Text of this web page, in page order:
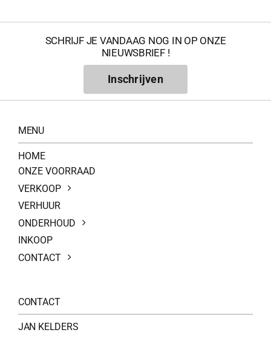
SCHRIJF JE VANDAAG NOG IN OP ONZE
NIEUWSBRIEF !
Inschrijven
MENU
HOME
ONZE VOORRAAD
VERKOOP
VERHUUR
ONDERHOUD
INKOOP
CONTACT
CONTACT
JAN KELDERS
200Kg =